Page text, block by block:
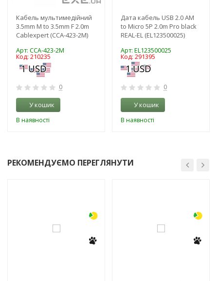
Кабель мультимедійний
3.5mm M to 3.5mm F 2.0m
Cablexpert (CCA-423-2M)
Арт: CCA-423-2M
Код: 210235
0
У кошик
В наявності
Дата кабель USB 2.0 AM
to Micro 5P 2.0m Pro black
REAL-EL (EL123500025)
Арт: EL123500025
Код: 291395
0
У кошик
В наявності
РЕКОМЕНДУЄМО ПЕРЕГЛЯНУТИ